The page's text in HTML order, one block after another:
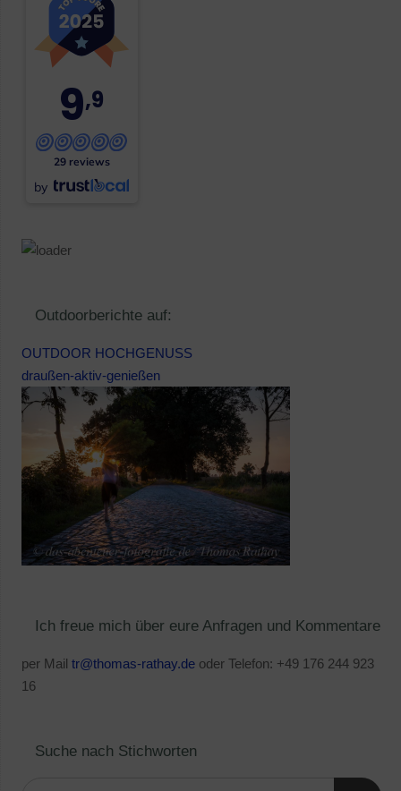
9,9
29 reviews
by
Outdoorberichte auf:
OUTDOOR HOCHGENUSS
draußen-aktiv-genießen
Ich freue mich über eure Anfragen und Kommentare
per Mail tr@thomas-rathay.deoder Telefon: +49 176 244 923
16
Suche nach Stichworten